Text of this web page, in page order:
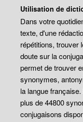
Utilisation de
Dans votre
texte, d'une
répétitions, trouver
doute sur la
permet de trouver
synonymes,
la langue
plus de 44800
conjugaisons